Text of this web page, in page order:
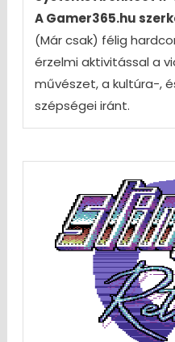
A Gamer365.hu
(Már csak) félig
érzelmi aktivitással a
művészet, a kultúra-,
szépségei iránt.